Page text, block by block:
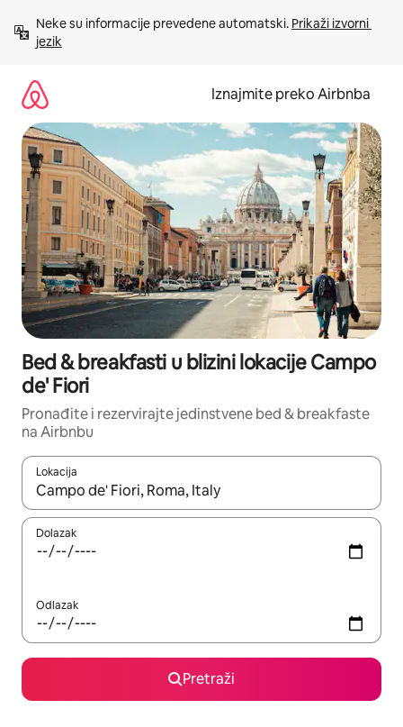
sadržaj
Neke su informacije prevedene automatski. Prikaži izvorni
jezik
Iznajmite preko Airbnba
Bed & breakfasti u blizini lokacije Campo
de' Fiori
Pronađite i rezervirajte jedinstvene bed & breakfaste
na Airbnbu
Lokacija
Kada budu dostupni rezultati, moći ćete ih pregledati
Dolazak
Odlazak
Pretraži